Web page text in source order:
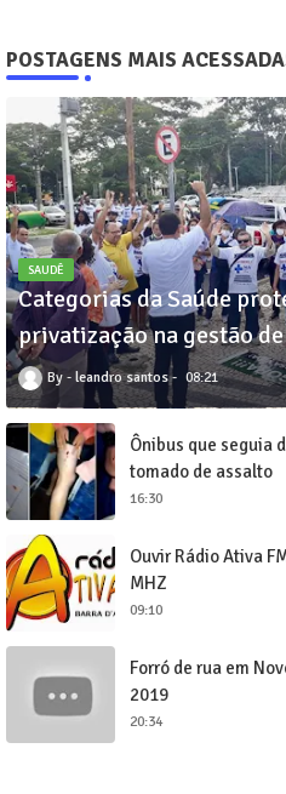
POSTAGENS MAIS
SAUDÊ
Categorias da Saúde
privatização na gestão
leandro santos 08:21
Ônibus que seguia
tomado de assalto
16:30
Ouvir Rádio Ativa
MHZ
09:10
Forró de rua em
2019
20:34